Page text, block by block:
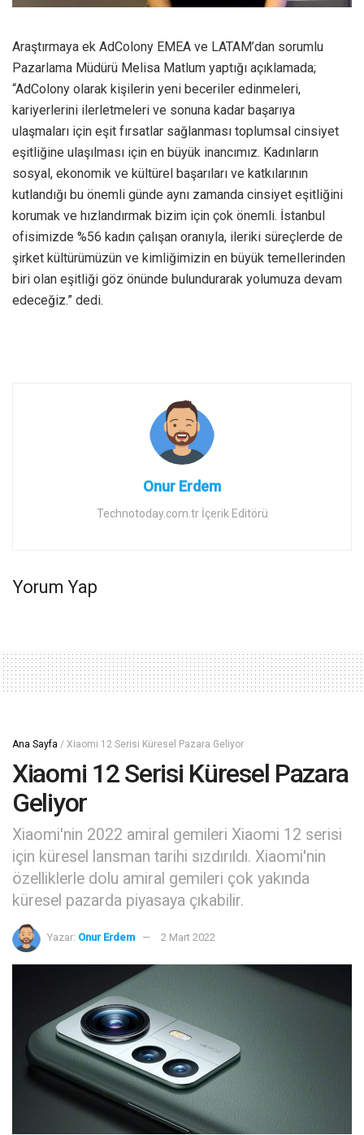
Araştırmaya ek AdColony EMEA ve LATAM’dan sorumlu
Pazarlama Müdürü Melisa Matlum yaptığı açıklamada;
“AdColony olarak kişilerin yeni beceriler edinmeleri,
kariyerlerini ilerletmeleri ve sonuna kadar başarıya
ulaşmaları için eşit fırsatlar sağlanması toplumsal cinsiyet
eşitliğine ulaşılması için en büyük inancımız. Kadınların
sosyal, ekonomik ve kültürel başarıları ve katkılarının
kutlandığı bu önemli günde aynı zamanda cinsiyet eşitliğini
korumak ve hızlandırmak bizim için çok önemli. İstanbul
ofisimizde %56 kadın çalışan oranıyla, ileriki süreçlerde de
şirket kültürümüzün ve kimliğimizin en büyük temellerinden
biri olan eşitliği göz önünde bulundurarak yolumuza devam
edeceğiz.” dedi.
Onur Erdem
Technotoday.com.tr İçerik Editörü
Yorum Yap
Ana Sayfa / Xiaomi 12 Serisi Küresel Pazara Geliyor
Xiaomi 12 Serisi Küresel Pazara
Geliyor
Xiaomi'nin 2022 amiral gemileri Xiaomi 12 serisi
için küresel lansman tarihi sızdırıldı. Xiaomi'nin
özelliklerle dolu amiral gemileri çok yakında
küresel pazarda piyasaya çıkabilir.
Yazar: Onur Erdem 2 Mart 2022